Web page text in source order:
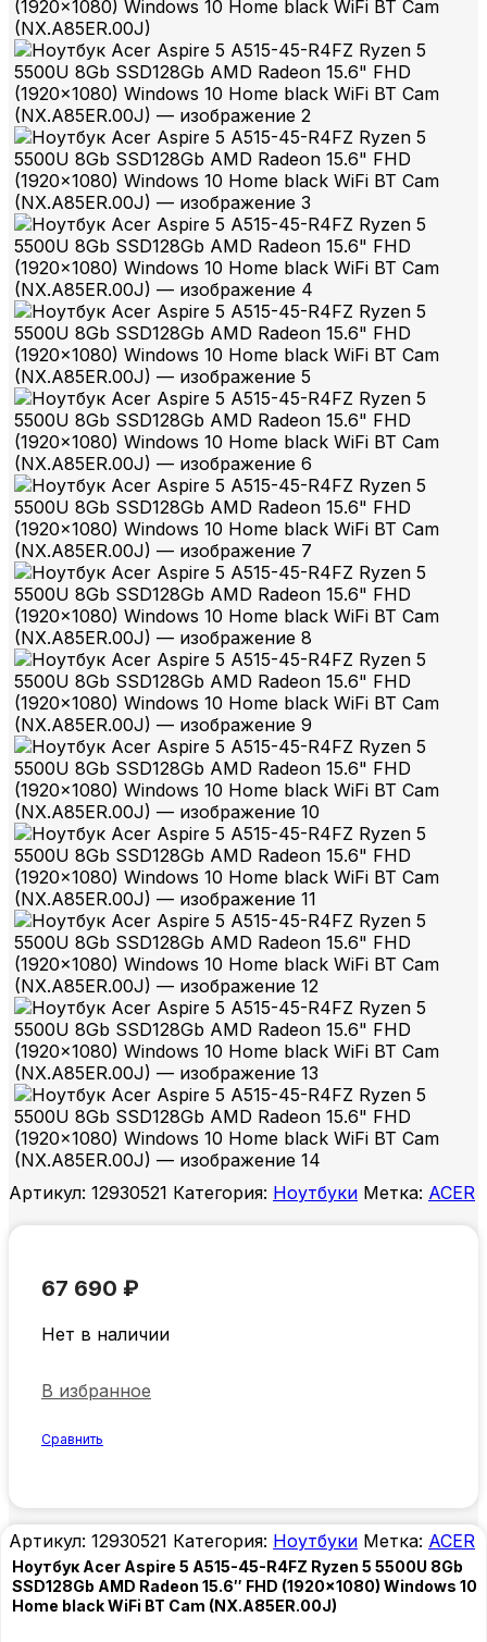
Артикул: 12930521 Категория: Ноутбуки Метка: ACER
67 690 ₽
Нет в наличии
В избранное
Сравнить
Артикул: 12930521 Категория: Ноутбуки Метка: ACER
Ноутбук Acer Aspire 5 A515-45-R4FZ Ryzen 5 5500U 8Gb
SSD128Gb AMD Radeon 15.6″ FHD (1920×1080) Windows 10
Home black WiFi BT Cam (NX.A85ER.00J)